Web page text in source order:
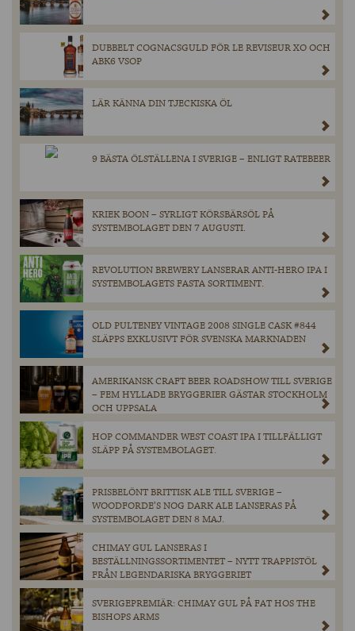
DUBBELT COGNACSGULD FÖR LE REVISEUR XO OCH
ABK6 VSOP
LÄR KÄNNA DIN TJECKISKA ÖL
9 BÄSTA ÖLSTÄLLENA I SVERIGE – ENLIGT RATEBEER
KRIEK BOON – SYRLIGT KÖRSBÄRSÖL PÅ
SYSTEMBOLAGET DEN 7 AUGUSTI.
REVOLUTION BREWERY LANSERAR ANTI-HERO IPA I
SYSTEMBOLAGETS FASTA SORTIMENT.
OLD PULTENEY VINTAGE 2008 SINGLE CASK #844
SLÄPPS EXKLUSIVT FÖR SVENSKA MARKNADEN
AMERIKANSK CRAFT BEER ROADSHOW TILL SVERIGE
– FEM HYLLADE BRYGGERIER GÄSTAR STOCKHOLM
OCH UPPSALA
HOP COMMANDER WEST COAST IPA I TILLFÄLLIGT
SLÄPP PÅ SYSTEMBOLAGET.
PRISBELÖNT BRITTISK ALE TILL SVERIGE –
WOODFORDE’S NOG DARK ALE LANSERAS PÅ
SYSTEMBOLAGET DEN 8 MAJ.
CHIMAY GUL LANSERAS I
BESTÄLLNINGSSORTIMENTET – NYTT TRAPPISTÖL
FRÅN LEGENDARISKA BRYGGERIET
SVERIGEPREMIÄR: CHIMAY GUL PÅ FAT HOS THE
BISHOPS ARMS